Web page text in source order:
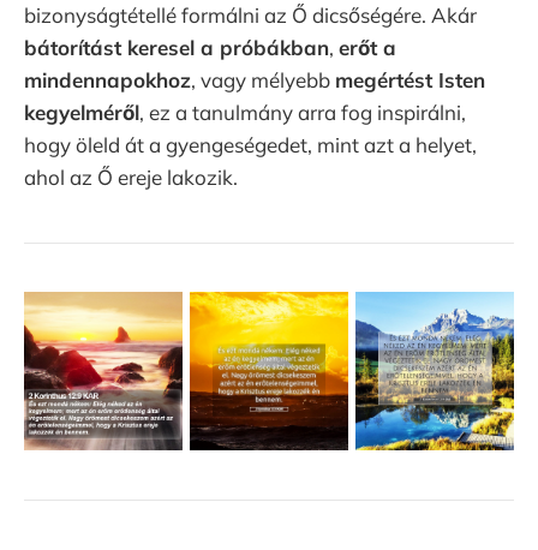
bizonyságtétellé formálni az Ő dicsőségére. Akár
bátorítást keresel a próbákban, erőt a
mindennapokhoz, vagy mélyebb megértést Isten
kegyelméről, ez a tanulmány arra fog inspirálni,
hogy öleld át a gyengeségedet, mint azt a helyet,
ahol az Ő ereje lakozik.